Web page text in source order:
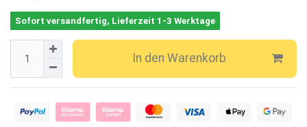
Sofort versandfertig, Lieferzeit 1-3 Werktage
In den Warenkorb